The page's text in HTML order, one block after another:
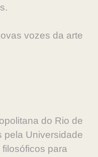
vozes da arte
do Rio de
pela Universidade
para